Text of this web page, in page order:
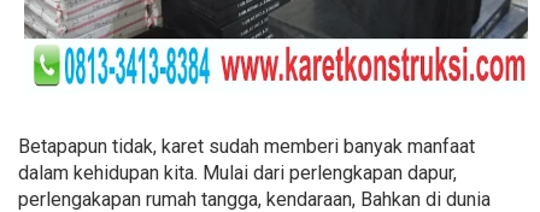
Betapapun tidak, karet sudah memberi banyak manfaat
dalam kehidupan kita. Mulai dari perlengkapan dapur,
perlengakapan rumah tangga, kendaraan, Bahkan di dunia